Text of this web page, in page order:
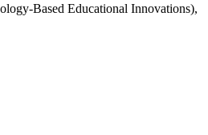
Based Educational Innovations),